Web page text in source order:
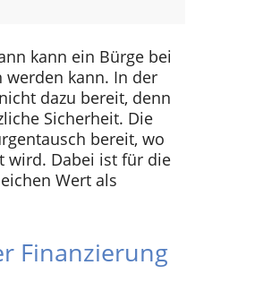
kann ein Bürge bei
werden kann. In der
dazu bereit, denn
Sicherheit. Die
bereit, wo
wird. Dabei ist für die
Wert als
Finanzierung